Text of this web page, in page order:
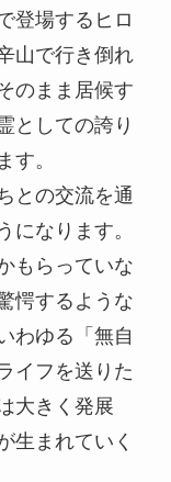
登場するヒロ
山で行き倒れ
のまま居候す
としての誇り
す。
との交流を通
になります。
もらっていな
愕するような
わゆる「無自
イフを送りた
大きく発展
生まれていく